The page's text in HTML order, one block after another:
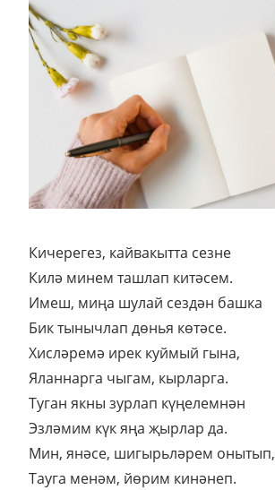
Кичерегез, кайвакытта сезне
Килә минем ташлап китәсем.
Имеш, миңа шулай сездән башка
Бик тынычлап дөнья көтәсе.
Хисләремә ирек куймый гына,
Яланнарга чыгам, кырларга.
Туган якны зурлап күңелемнән
Эзләмим күк яңа җырлар да.
Мин, янәсе, шигырьләрем онытып,
Тауга менәм, йөрим кинәнеп.